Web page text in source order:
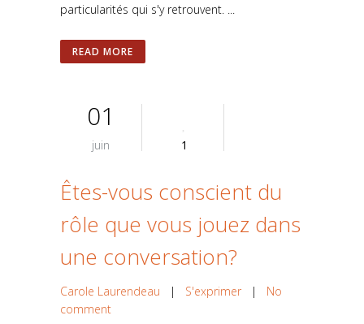
particularités qui s'y retrouvent. ...
READ MORE
01
juin 1
Êtes-vous conscient du
rôle que vous jouez dans
une conversation?
Carole Laurendeau | S'exprimer | No
comment